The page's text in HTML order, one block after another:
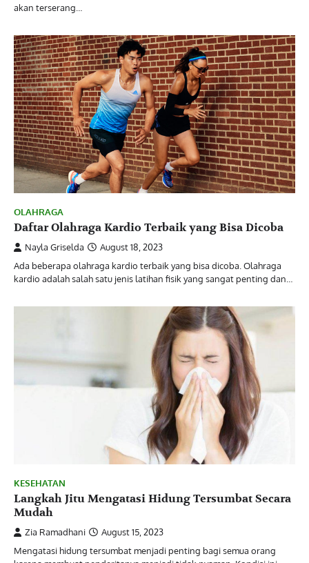
akan terserang…
OLAHRAGA
Daftar Olahraga Kardio Terbaik yang Bisa Dicoba
Nayla Griselda
August 18, 2023
Ada beberapa olahraga kardio terbaik yang bisa dicoba. Olahraga
kardio adalah salah satu jenis latihan fisik yang sangat penting dan…
KESEHATAN
Langkah Jitu Mengatasi Hidung Tersumbat Secara
Mudah
Zia Ramadhani
August 15, 2023
Mengatasi hidung tersumbat menjadi penting bagi semua orang